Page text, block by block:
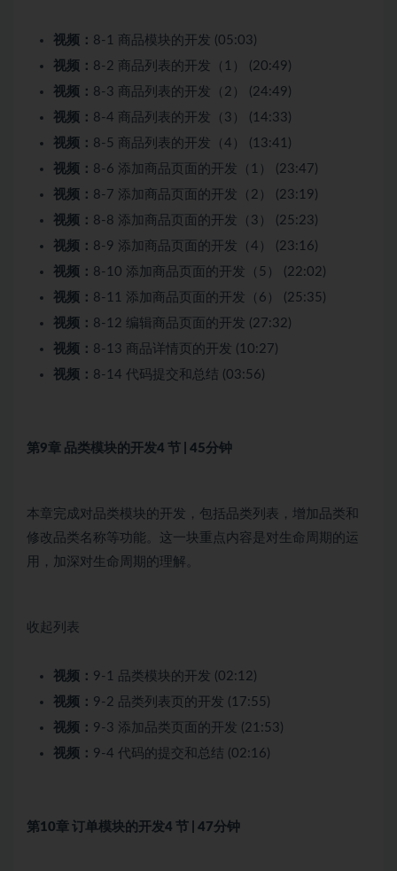
视频： 8-1 商品模块的开发 (05:03)
视频： 8-2 商品列表的开发（1） (20:49)
视频： 8-3 商品列表的开发（2） (24:49)
视频： 8-4 商品列表的开发（3） (14:33)
视频： 8-5 商品列表的开发（4） (13:41)
视频： 8-6 添加商品页面的开发（1） (23:47)
视频： 8-7 添加商品页面的开发（2） (23:19)
视频： 8-8 添加商品页面的开发（3） (25:23)
视频： 8-9 添加商品页面的开发（4） (23:16)
视频： 8-10 添加商品页面的开发（5） (22:02)
视频： 8-11 添加商品页面的开发（6） (25:35)
视频： 8-12 编辑商品页面的开发 (27:32)
视频： 8-13 商品详情页的开发 (10:27)
视频： 8-14 代码提交和总结 (03:56)
第9章 品类模块的开发4 节 | 45分钟
本章完成对品类模块的开发，包括品类列表，增加品类和
修改品类名称等功能。这一块重点内容是对生命周期的运
用，加深对生命周期的理解。
收起列表
视频： 9-1 品类模块的开发 (02:12)
视频： 9-2 品类列表页的开发 (17:55)
视频： 9-3 添加品类页面的开发 (21:53)
视频： 9-4 代码的提交和总结 (02:16)
第10章 订单模块的开发4 节 | 47分钟